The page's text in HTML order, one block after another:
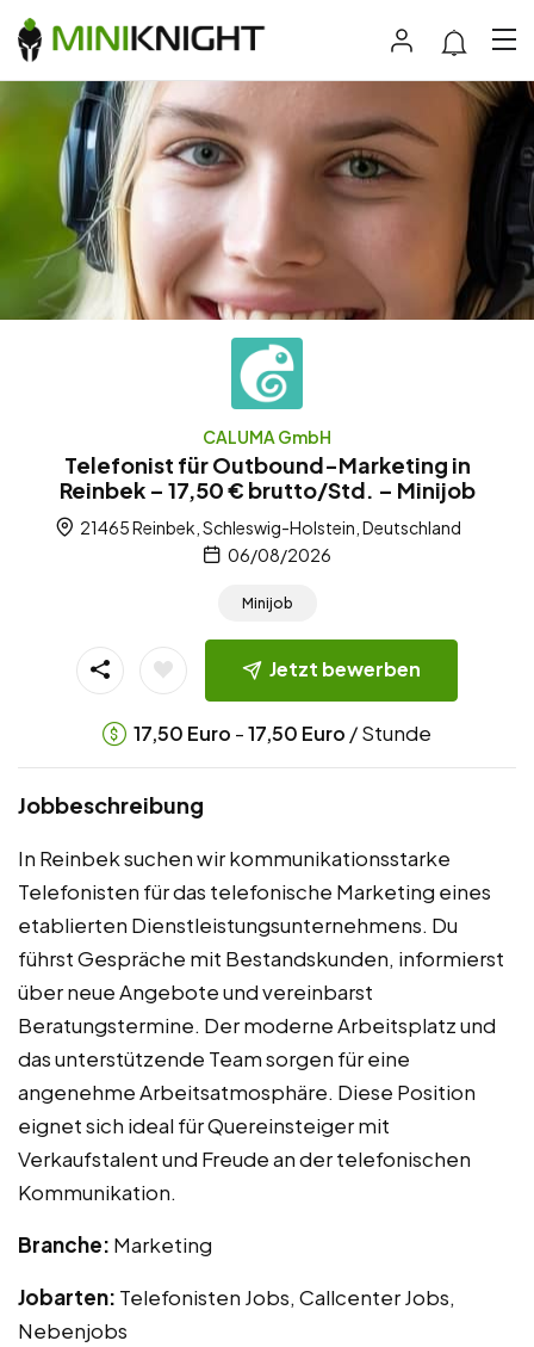
CALUMA GmbH
Telefonist für Outbound-Marketing in
Reinbek – 17,50 € brutto/Std. – Minijob
21465 Reinbek, Schleswig-Holstein, Deutschland
06/08/2026
Minijob
Jetzt bewerben
17,50 Euro -17,50 Euro / Stunde
Jobbeschreibung
In Reinbek suchen wir kommunikationsstarke
Telefonisten für das telefonische Marketing eines
etablierten Dienstleistungsunternehmens. Du
führst Gespräche mit Bestandskunden, informierst
über neue Angebote und vereinbarst
Beratungstermine. Der moderne Arbeitsplatz und
das unterstützende Team sorgen für eine
angenehme Arbeitsatmosphäre. Diese Position
eignet sich ideal für Quereinsteiger mit
Verkaufstalent und Freude an der telefonischen
Kommunikation.
Branche: Marketing
Jobarten: Telefonisten Jobs, Callcenter Jobs,
Nebenjobs